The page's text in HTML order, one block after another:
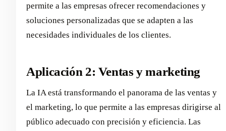
permite a las empresas ofrecer recomendaciones y
soluciones personalizadas que se adapten a las
necesidades individuales de los clientes.
Aplicación 2: Ventas y marketing
La IA está transformando el panorama de las ventas y
el marketing, lo que permite a las empresas dirigirse al
público adecuado con precisión y eficiencia. Las